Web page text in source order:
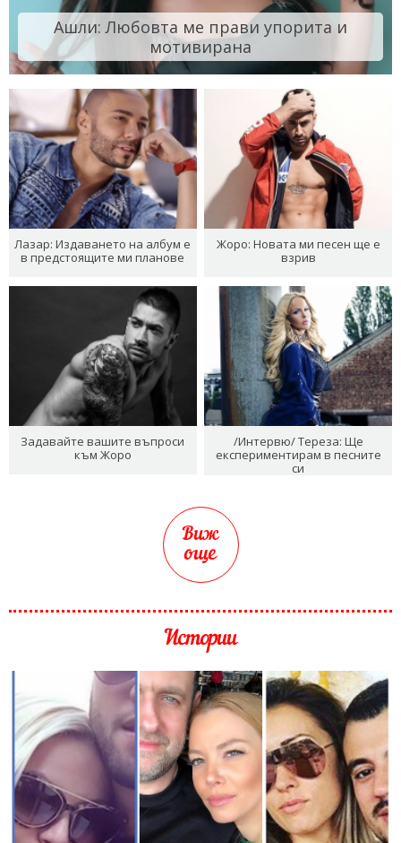
Ашли: Любовта ме прави упорита и
мотивирана
Лазар: Издаването на албум е
в предстоящите ми планове
Жоро: Новата ми песен ще е
взрив
Задавайте вашите въпроси
към Жоро
/Интервю/ Тереза: Ще
експериментирам в песните
си
Виж
още
Истории